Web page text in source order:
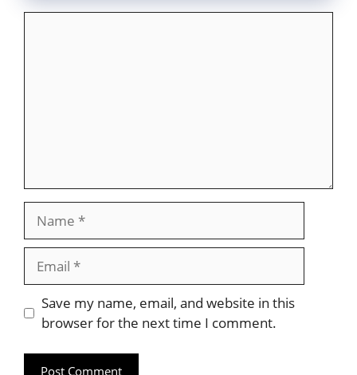
Website
Save my name, email, and website in this
browser for the next time I comment.